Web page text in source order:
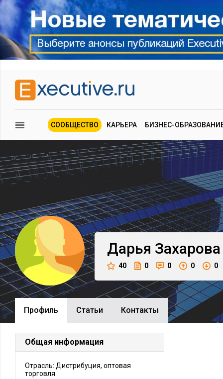
СООБЩЕСТВО КАРЬЕРА БИЗНЕС-
Дарья Захарова
40 0 0 0 0
Профиль Cтатьи Контакты
Общая информация
Отрасль: Дистрибуция, оптовая
торговля